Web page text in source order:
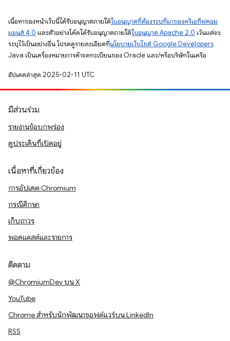
เนื้อหาของหน้าเว็บนี้ได้รับอนุญาตภายใต้ใบอนุญาตที่ต้องระบุที่มาของครีเอทีฟคอม
มอนส์ 4.0 และตัวอย่างโค้ดได้รับอนุญาตภายใต้ใบอนุญาต Apache 2.0 เว้นแต่จะ
ระบุไว้เป็นอย่างอื่น โปรดดูรายละเอียดที่นโยบายเว็บไซต์ Google Developers
Java เป็นเครื่องหมายการค้าจดทะเบียนของ Oracle และ/หรือบริษัทในเครือ
อัปเดตล่าสุด 2025-02-11 UTC
มีส่วนร่วม
รายงานข้อบกพร่อง
ดูประเด็นที่เปิดอยู่
เนื้อหาที่เกี่ยวข้อง
การอัปเดต Chromium
กรณีศึกษา
เก็บถาวร
พอดแคสต์และรายการ
ติดตาม
@ChromiumDev บน X
YouTube
Chrome สำหรับนักพัฒนาซอฟต์แวร์บน LinkedIn
RSS